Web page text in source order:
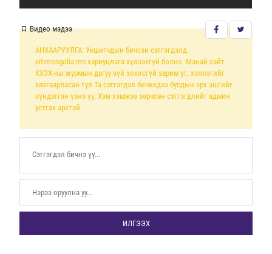
Видео мэдээ
АНХААРУУЛГА: Уншигчдын бичсэн сэтгэгдэлд
eitimongolia.mn хариуцлага хүлээхгүй болно. Манай сайт
ХХЗХ-ны журмын дагуу зүй зохисгүй зарим үг, хэллэгийг
хязгаарласан тул Та сэтгэгдэл бичихдээ бусдын эрх ашгийг
хүндэтгэн үзнэ үү. Хэм хэмжээ зөрчсөн сэтгэгдлийг админ
устгах эрхтэй.
ИЛГЭЭХ